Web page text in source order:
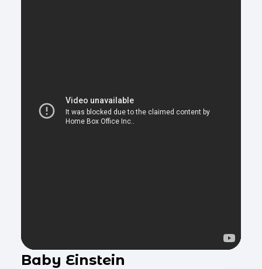
Baby Einstein